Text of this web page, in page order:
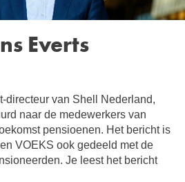
Everts
directeur van Shell Nederland,
naar de medewerkers van
pensioenen. Het bericht is
VOEKS ook gedeeld met de
Je leest het bericht